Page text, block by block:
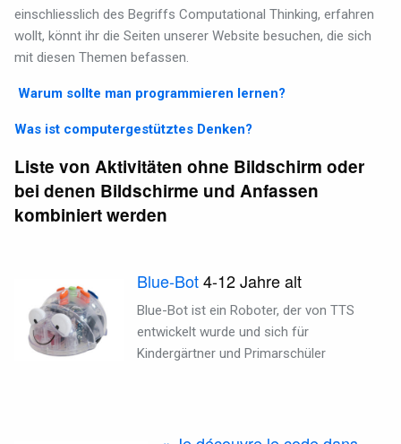
einschliesslich des Begriffs Computational Thinking, erfahren
wollt, könnt ihr die Seiten unserer Website besuchen, die sich
mit diesen Themen befassen.
Warum sollte man programmieren lernen?
Was ist computergestütztes Denken?
Liste von Aktivitäten ohne Bildschirm oder
bei denen Bildschirme und Anfassen
kombiniert werden
Blue-Bot4-12Jahre alt
Blue-Bot ist ein Roboter, der von TTS
entwickelt wurde und sich für
Kindergärtner und Primarschüler